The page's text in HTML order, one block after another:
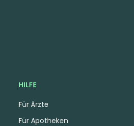
HILFE
Für Ärzte
Für Apotheken